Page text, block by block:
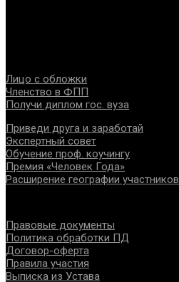
Лицо с обложки
Членство в ФПП
Получи диплом гос. вуза
Приведи друга и заработай
Экспертный совет
Обучение проф. коучингу
Премия «Человек Года»
Расширение географии участников
Правовые документы
Политика обработки ПД
Договор-оферта
Правила участия
Выписка из Устава